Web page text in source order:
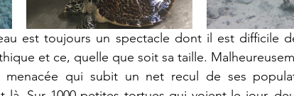
est toujours un spectacle dont il est difficile
et ce, quelle que soit sa taille.
menacée qui subit un net recul de ses